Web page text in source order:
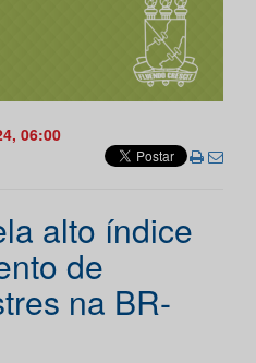
06:00
alto índice
de
na BR-